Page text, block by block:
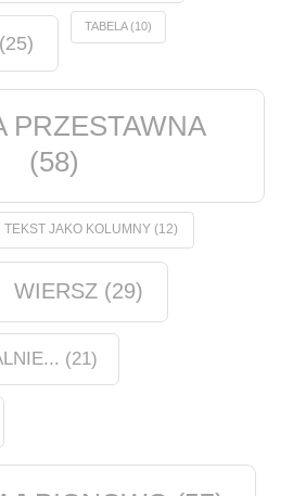
(25)
TABELA(10)
PRZESTAWNA
(58)
TEKST JAKO KOLUMNY(12)
WIERSZ(29)
(21)